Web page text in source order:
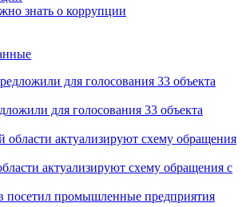
знать о коррупции
для голосования 33 объекта
актуализируют схему обращения с